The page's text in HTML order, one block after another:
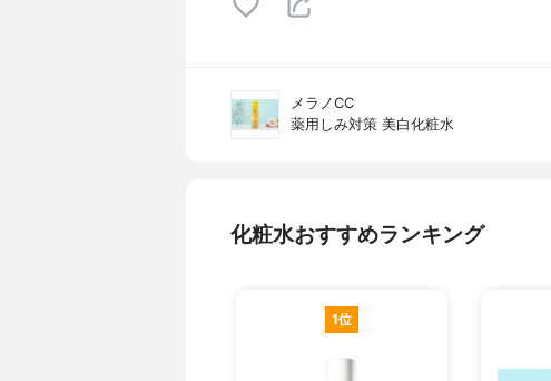
メラノCC
薬用しみ対策 美白化粧水
化粧水おすすめランキング
1位